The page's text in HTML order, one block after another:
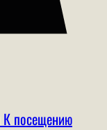
К посещению